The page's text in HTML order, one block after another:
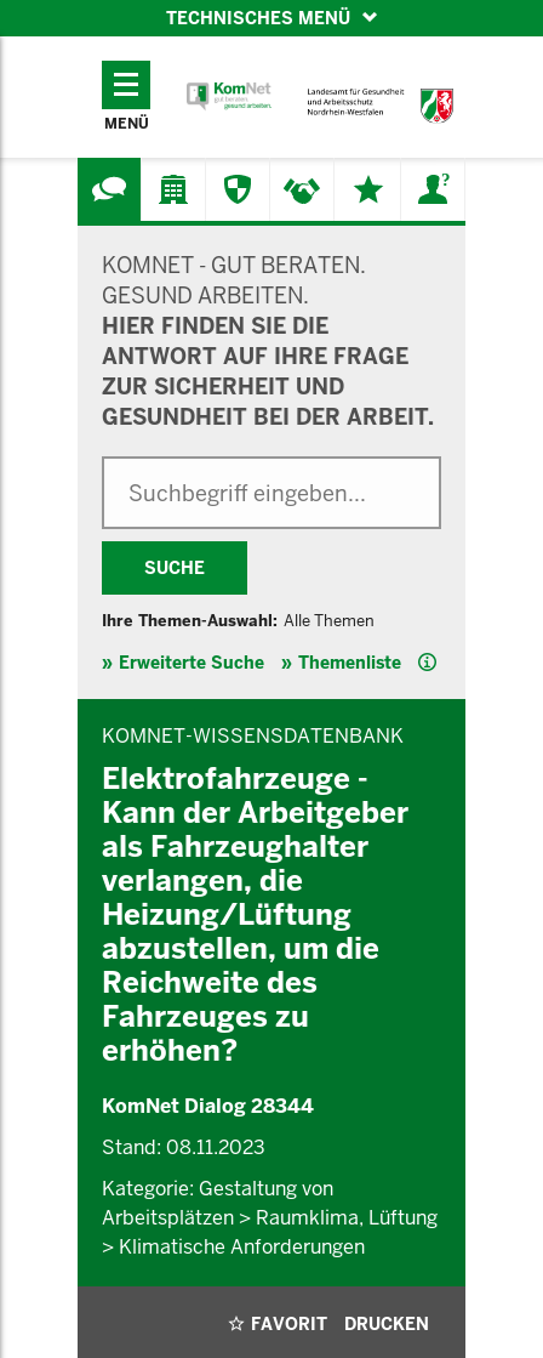
TECHNISCHES MENÜ
TECHNISCHES
MENÜ
KOMNET - GUT BERATEN.
GESUND ARBEITEN.
HIER FINDEN SIE DIE
ANTWORT AUF IHRE FRAGE
ZUR SICHERHEIT UND
GESUNDHEIT BEI DER ARBEIT.
SUCHE
Ihre Themen-Auswahl: Alle Themen
Erweiterte Suche Themenliste Hilfe
KOMNET-WISSENSDATENBANK
Elektrofahrzeuge -
Kann der Arbeitgeber
als Fahrzeughalter
verlangen, die
Heizung/Lüftung
abzustellen, um die
Reichweite des
Fahrzeuges zu
erhöhen?
KomNet Dialog 28344
Stand: 08.11.2023
Kategorie: Gestaltung von
Arbeitsplätzen > Raumklima, Lüftung
> Klimatische Anforderungen
FAVORIT DRUCKEN